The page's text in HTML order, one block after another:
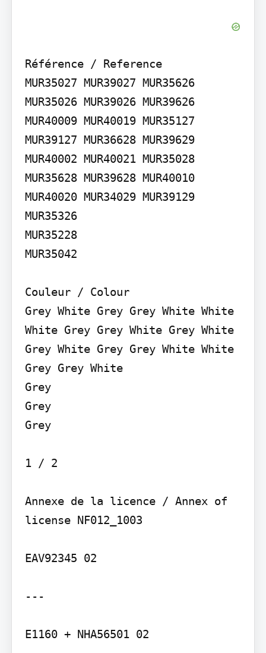
Référence / Reference
MUR35027 MUR39027 MUR35626
MUR35026 MUR39026 MUR39626
MUR40009 MUR40019 MUR35127
MUR39127 MUR36628 MUR39629
MUR40002 MUR40021 MUR35028
MUR35628 MUR39628 MUR40010
MUR40020 MUR34029 MUR39129
MUR35326
MUR35228
MUR35042
Couleur / Colour
Grey White Grey Grey White White
White Grey Grey White Grey White
Grey White Grey Grey White White
Grey Grey White
Grey
Grey
Grey
1 / 2
Annexe de la licence / Annex of
license NF012_1003
EAV92345 02
---
E1160 + NHA56501 02